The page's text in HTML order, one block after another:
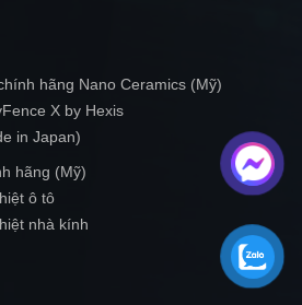
hãng Nano Ceramics (Mỹ)
X by Hexis
in Japan)
hãng (Mỹ)
ô tô
nhà kính